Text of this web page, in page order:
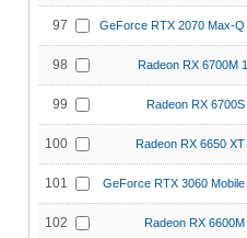
97 GeForce RTX 2070 Max-Q
98 Radeon RX 6700M
99 Radeon RX
100 Radeon RX 6650
101 GeForce RTX 3060 Mobile
102 Radeon RX